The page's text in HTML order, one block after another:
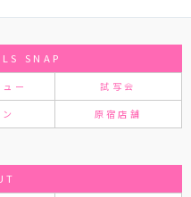
SNAP
ー 試写会
原宿店舗